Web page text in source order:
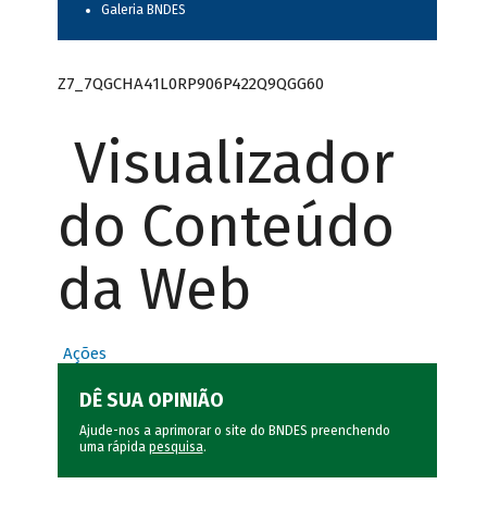
Galeria BNDES
Z7_7QGCHA41L0RP906P422Q9QGG60
Visualizador
do Conteúdo
da Web
Ações
DÊ SUA OPINIÃO
Ajude-nos a aprimorar o site do BNDES preenchendo
uma rápida pesquisa.